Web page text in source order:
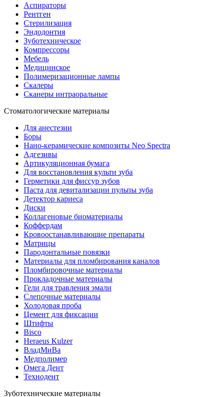
Аспираторы
Рентген
Стерилизация
Эндодонтия
Зуботехническое
Компрессоры
Мебель
Медицинское
Полимеризационные лампы
Скалеры
Сканеры интраоральные
Стоматологические материалы
Для анестезии
Боры
Нано-керамические композиты Neo Spectra
Адгезивы
Артикуляционная бумага
Для восстановления культи зуба
Герметики для фиссур зубов
Паста для девитализации пульпы зуба
Детектор кариеса
Диски
Коллагеновые биоматериалы
Коффердам
Кровоостанавливающие препараты
Матрицы
Пародонтальные повязки
Материалы для пломбирования каналов
Пломбировочные материалы
Прокладочные материалы
Гели для травления эмали
Слепочные материалы
Холодовая проба
Цемент для фиксации
Штифты
Bisco
Heraeus Kulzer
ВладМиВа
Медполимер
Омега Дент
Технодент
Зуботехнические материалы